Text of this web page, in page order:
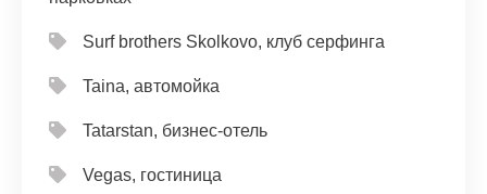
Surf brothers Skolkovo, клуб серфинга
Taina, автомойка
Tatarstan, бизнес-отель
Vegas, гостиница